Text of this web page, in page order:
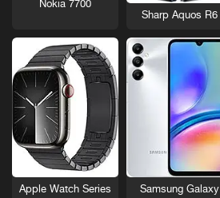
Sharp Aquos R6
Nokia 7700
Samsung Galaxy
Apple Watch Series